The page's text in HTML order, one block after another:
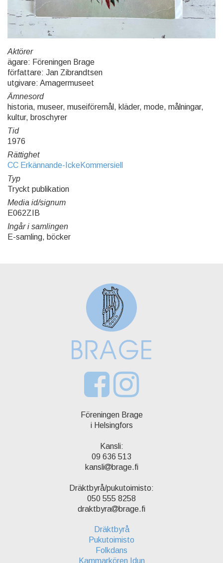
Aktörer
ägare: Föreningen Brage
författare: Jan Zibrandtsen
utgivare: Amagermuseet
Ämnesord
historia, museer, museiföremål, kläder, mode, målningar,
kultur, broschyrer
Tid
1976
Rättighet
CC Erkännande-IckeKommersiell
Typ
Tryckt publikation
Media id/signum
E062ZIB
Ingår i samlingen
E-samling, böcker
Föreningen Brage
i Helsingfors
Kansli:
09 636 513
kansli
brage.fi
Dräktbyrå/pukutoimisto:
050 555 8258
draktbyra
brage.fi
Dräktbyrå
Pukutoimisto
Folkdans
Kammarkören Idun